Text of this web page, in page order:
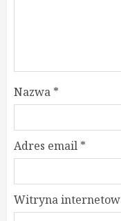
Nazwa *
Adres email *
Witryna